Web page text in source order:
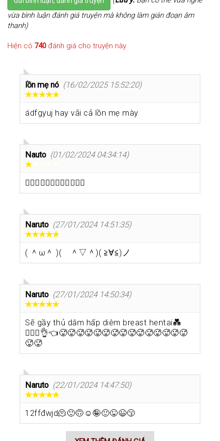
vừa bình luận đánh giá truyện mà không làm gián đoạn âm
thanh)
Hiện có 740 đánh giá cho truyện này
lồn mẹ nó (16/02/2025 15:52:20)
ádfgyuj hay vãi cả lồn mẹ mày
Nauto (01/02/2024 04:34:14)
👩‍❤️‍👨👩‍❤️‍👩👩‍❤️‍👩👩‍❤️‍👩
Naruto (27/01/2024 14:51:35)
( ＾ω＾ )( ＾▽＾)( ≧∀≦)ノ
Naruto (27/01/2024 14:50:34)
Sẽ gầy thủ dâm hấp diêm breast hentai💑
👩‍❤️‍👩👌👈🥵🥵🥵🥵🥵🥵🥵🥵🥵🥵🥵🥵🥵🥵🥵
🥵🥵
Naruto (22/01/2024 14:47:50)
12ffđwjd🫠🙂🙃☺️🤪🙂😜😉😙